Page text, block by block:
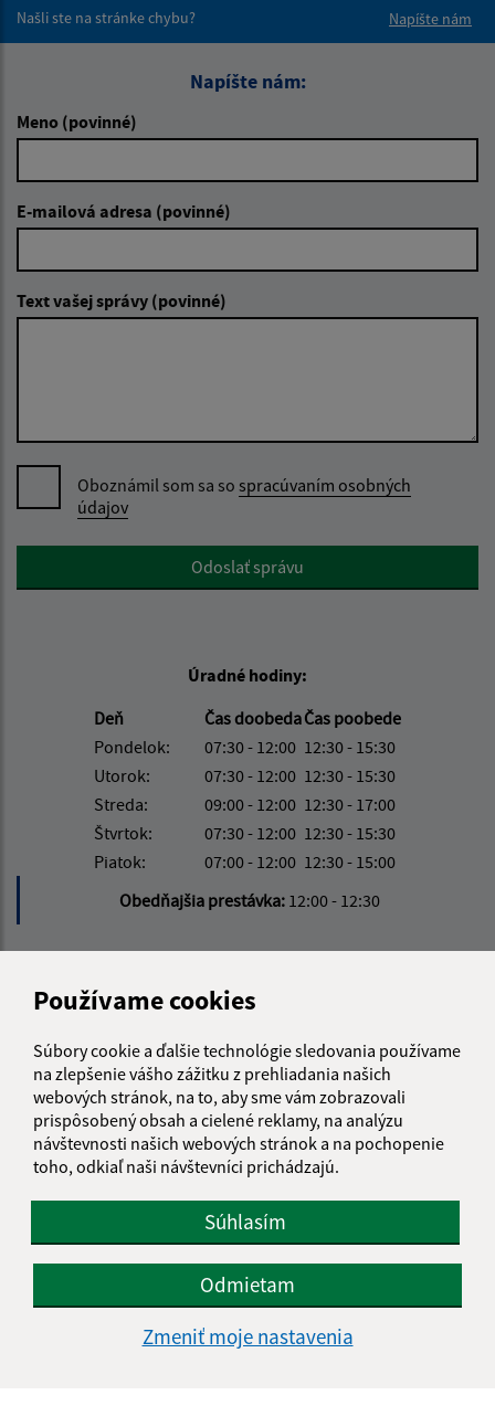
Používame cookies
Súbory cookie a ďalšie technológie sledovania používame
na zlepšenie vášho zážitku z prehliadania našich
webových stránok, na to, aby sme vám zobrazovali
prispôsobený obsah a cielené reklamy, na analýzu
návštevnosti našich webových stránok a na pochopenie
toho, odkiaľ naši návštevníci prichádzajú.
Súhlasím
Odmietam
Zmeniť moje nastavenia
Našli ste na stránke chybu?
Napíšte nám
Napíšte nám:
Meno (povinné)
E-mailová adresa (povinné)
Text vašej správy (povinné)
Oboznámil som sa so spracúvaním osobných
údajov
Google reCaptcha ResponseOdoslať správu
Úradné hodiny:
Deň
Čas doobedaČas poobede
Pondelok:
07:30 - 12:00 12:30 - 15:30
Utorok:
07:30 - 12:00 12:30 - 15:30
Streda:
09:00 - 12:00 12:30 - 17:00
Štvrtok:
07:30 - 12:00 12:30 - 15:30
Piatok:
07:00 - 12:00 12:30 - 15:00
Obedňajšia prestávka: 12:00 - 12:30
Obecný úrad Závadka
Závadka 126
066 01 Humenné
obec@zavadkahe.sk
+421 57 776 40 91
IČO: 00323802